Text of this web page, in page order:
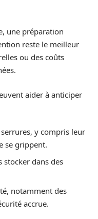
une préparation
reste le meilleur
ou des coûts
aider à anticiper
y compris leur
se grippent.
stocker dans des
notamment des
accrue.